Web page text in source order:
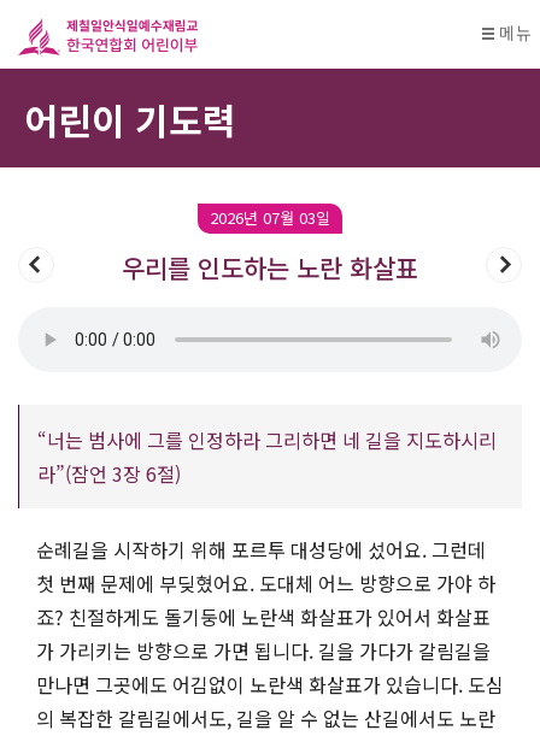
메뉴
어린이 기도력
2026년 07월 03일
우리를 인도하는 노란 화살표
“너는 범사에 그를 인정하라 그리하면 네 길을 지도하시리
라”(잠언 3장 6절)
순례길을 시작하기 위해 포르투 대성당에 섰어요. 그런데
첫 번째 문제에 부딪혔어요. 도대체 어느 방향으로 가야 하
죠? 친절하게도 돌기둥에 노란색 화살표가 있어서 화살표
가 가리키는 방향으로 가면 됩니다. 길을 가다가 갈림길을
만나면 그곳에도 어김없이 노란색 화살표가 있습니다. 도심
의 복잡한 갈림길에서도, 길을 알 수 없는 산길에서도 노란